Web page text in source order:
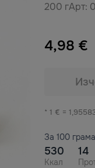
200 гАрт:
4,98 €
* 1 € =
За 100 грама
530
Ккал
14